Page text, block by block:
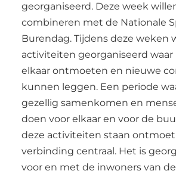
georganiseerd. Deze week
combineren met de Nationale
Burendag. Tijdens deze weken
activiteiten georganiseerd waar
elkaar ontmoeten en nieuwe
kunnen leggen. Een periode
gezellig samenkomen en
doen voor elkaar en voor de
deze activiteiten staan
verbinding centraal. Het is
voor en met de inwoners van